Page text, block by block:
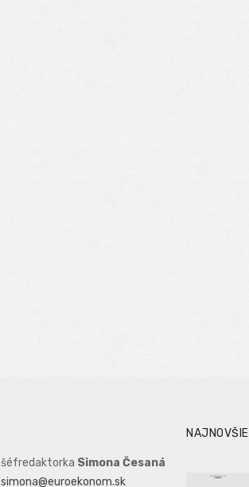
šéfredaktorka Simona Česaná
simona@euroekonom.sk
NAJNOVŠIE